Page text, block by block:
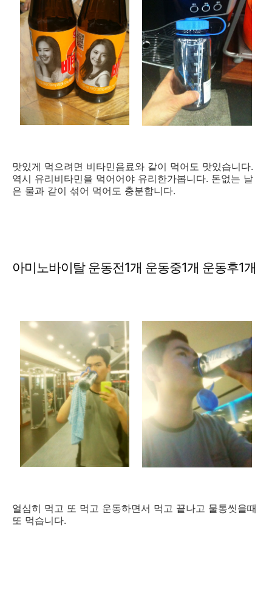
맛있게 먹으려면 비타민음료와 같이 먹어도 맛있습니다.
역시 유리비타민을 먹어어야 유리한가봅니다. 돈없는 날
은 물과 같이 섞어 먹어도 충분합니다.
아미노바이탈 운동전1개 운동중1개 운동후1개
얼심히 먹고 또 먹고 운동하면서 먹고 끝나고 물통씻을때
또 먹습니다.